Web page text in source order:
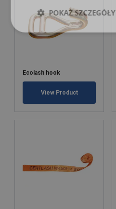
Ecolash hook
View Product
POKAŻ SZCZEGÓŁY